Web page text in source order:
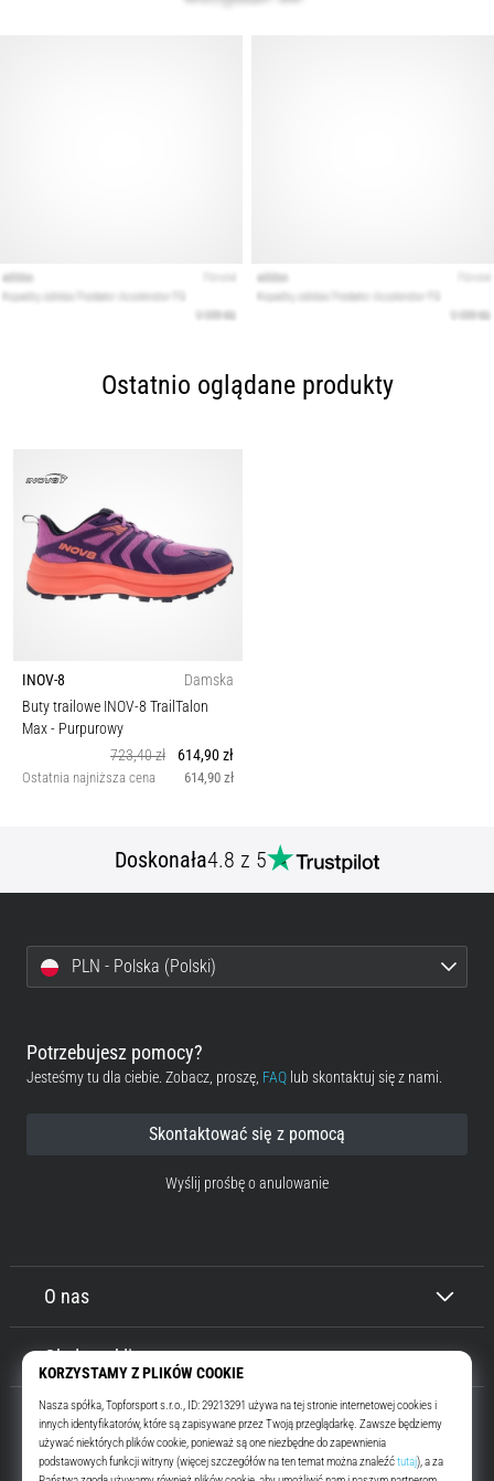
Ostatnio oglądane produkty
INOV-8
Damska
Buty trailowe INOV-8 TrailTalon
Max- Purpurowy
723,40 zł
614,90 zł
Ostatnia najniższa cena 614,90 zł
Doskonała4.8 z 5
O nas
Obsługa klienta
PLN - Polska (Polski)
Potrzebujesz pomocy?
Jesteśmy tu dla ciebie. Zobacz, proszę, FAQ lub skontaktuj się z nami.
Skontaktować się z pomocą
Wyślij prośbę o anulowanie